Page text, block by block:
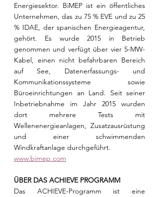
Energiesektor. BiMEP ist ein öffentliches
Unternehmen, das zu 75 % EVE und zu 25
% IDAE, der spanischen Energieagentur,
gehört. Es wurde 2015 in Betrieb
genommen und verfügt über vier 5-MW-
Kabel, einen nicht befahrbaren Bereich
auf See, Datenerfassungs- und
Kommunikationssysteme sowie
Büroeinrichtungen an Land. Seit seiner
Inbetriebnahme im Jahr 2015 wurden
dort mehrere Tests mit
Wellenenergieanlagen, Zusatzausrüstung
und einer schwimmenden
Windkraftanlage durchgeführt.
www.bimep.com
ÜBER DAS ACHIEVE PROGRAMM
Das ACHIEVE-Programm ist eine